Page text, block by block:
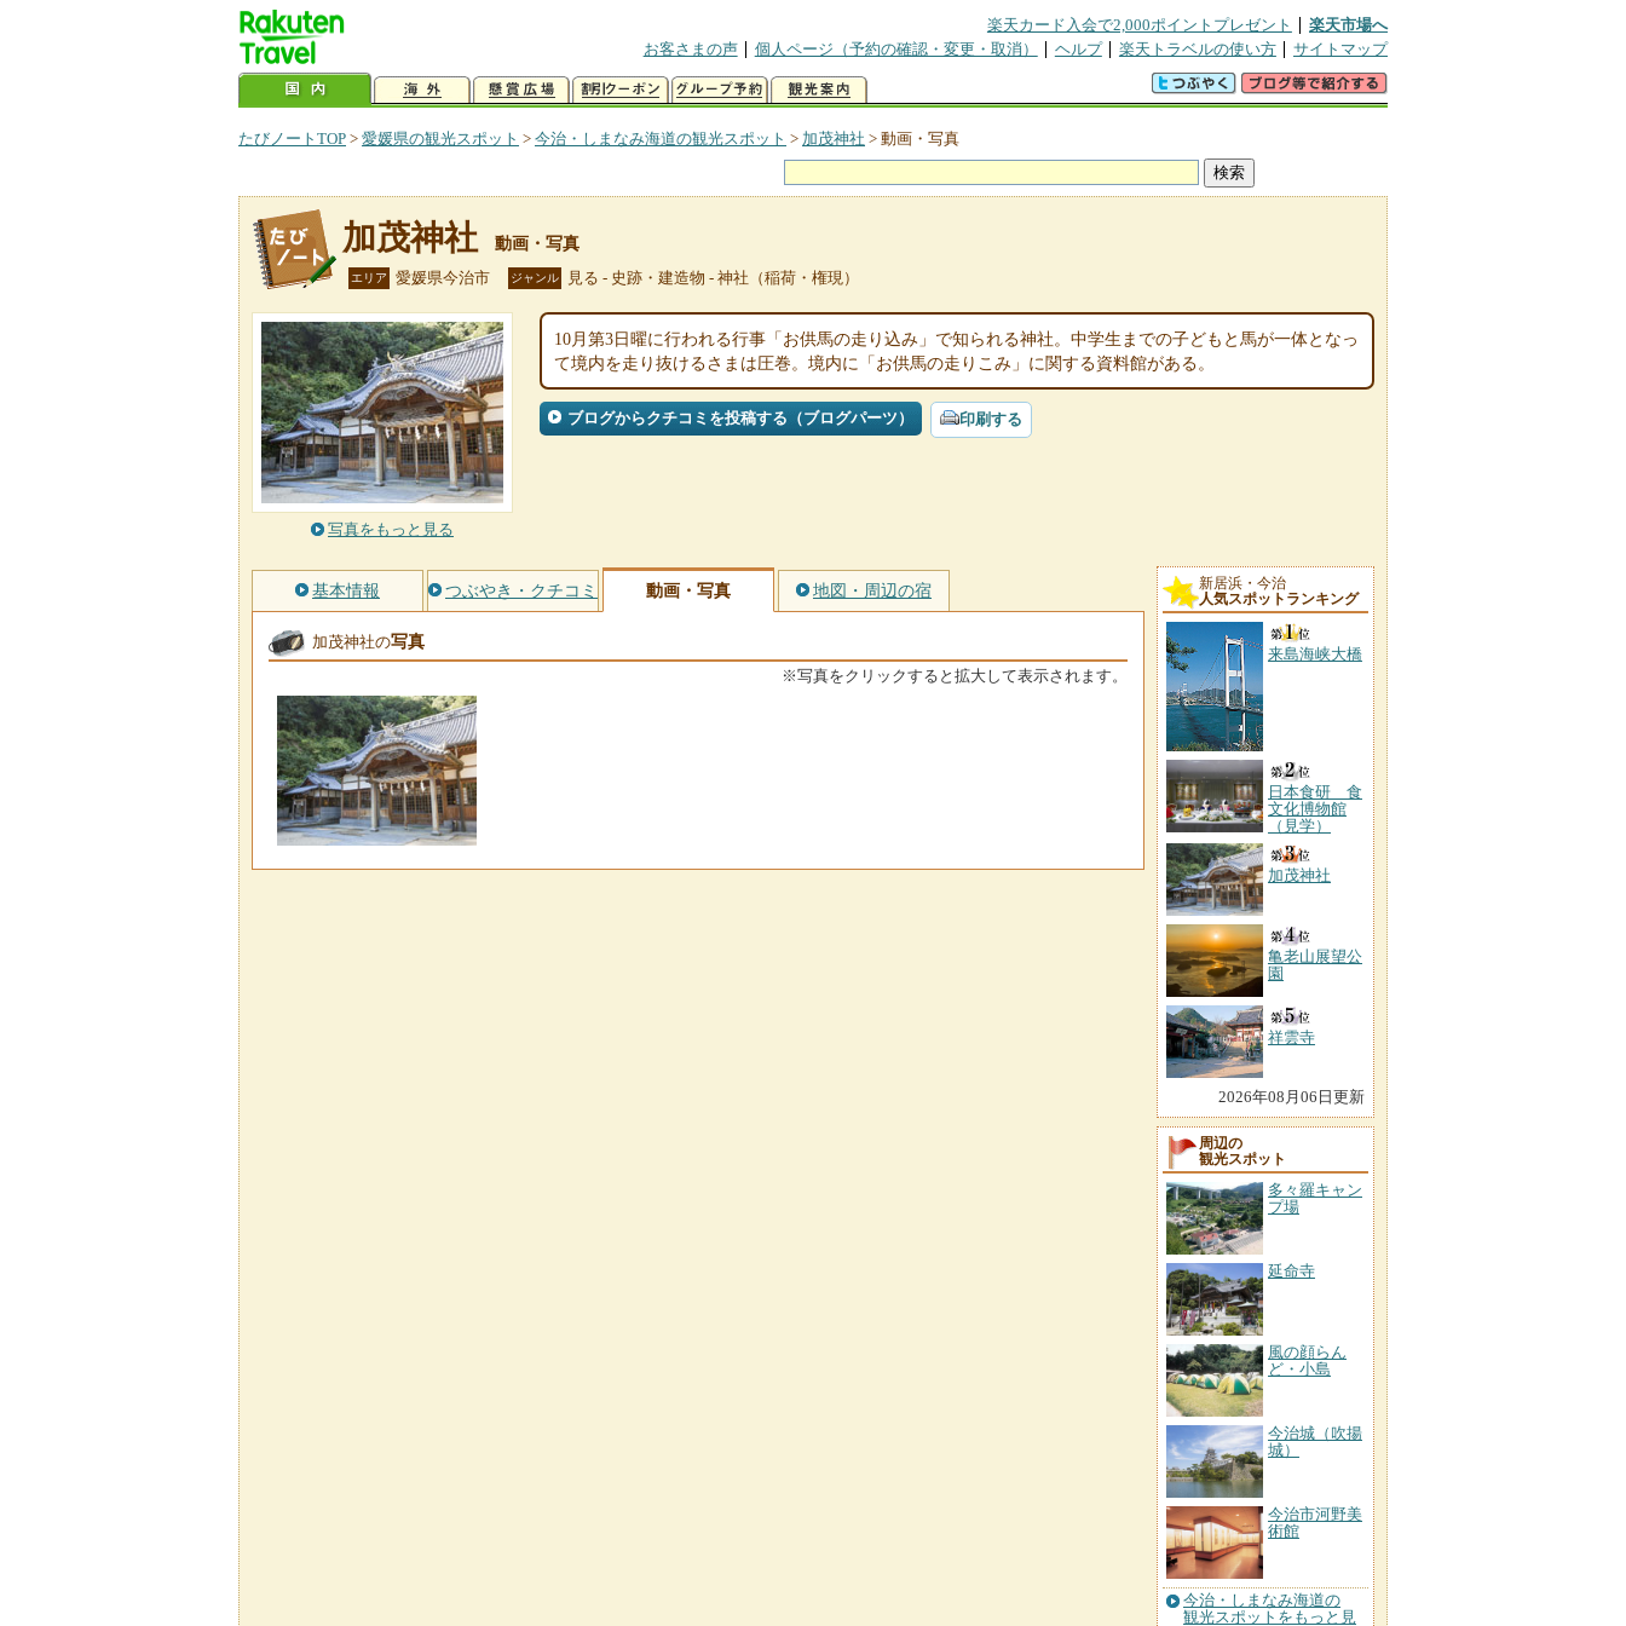
楽天カード入会で2,000ポイントプレゼント
楽天市場へ
お客さまの声
個人ページ（予約の確認・変更・取消） ヘルプ 楽天トラベルの使い方 サイトマップ
たびノートTOP > 愛媛県の観光スポット > 今治・しまなみ海道の観光スポット > 加茂神社 > 動画・写真
加茂神社 動画・写真
エリア 愛媛県今治市 ジャンル 見る - 史跡・建造物 - 神社（稲荷・権現）
写真をもっと見る
10月第3日曜に行われる行事「お供馬の走り込み」で知られる神社。中学生までの子どもと馬が一体となっ
て境内を走り抜けるさまは圧巻。境内に「お供馬の走りこみ」に関する資料館がある。
ブログからクチコミを投稿する（ブログパーツ） 印刷する
基本情報 つぶやき・クチコミ 動画・写真 地図・周辺の宿
加茂神社の写真
※写真をクリックすると拡大して表示されます。
新居浜・今治
人気スポットランキング
来島海峡大橋
日本食研 食
文化博物館
（見学）
加茂神社
亀老山展望公
園
祥雲寺
2026年08月06日更新
周辺の
観光スポット
多々羅キャン
プ場
延命寺
風の顔らん
ど・小島
今治城（吹揚
城）
今治市河野美
術館
今治・しまなみ海道の
観光スポットをもっと見